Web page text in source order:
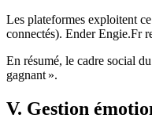
Les plateformes exploitent
connectés). Ender Engie.Fr
En résumé, le cadre social
gagnant ».
V. Gestion